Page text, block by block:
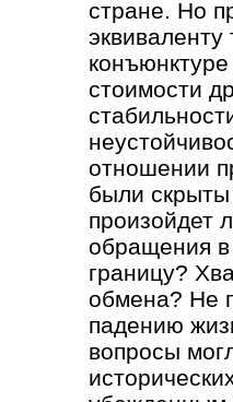
стране. Но
стоимости
отношении
были
произойдет
обращения в
границу?
обмена? Не
падению
вопросы